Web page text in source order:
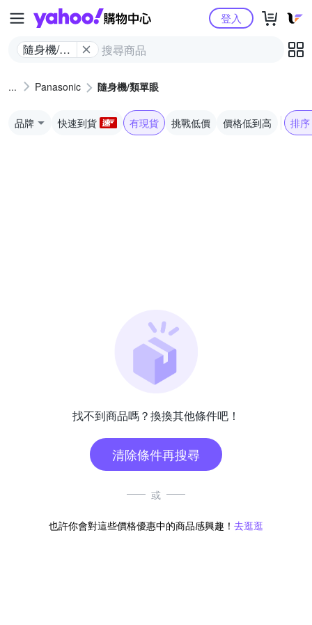
Yahoo購物中心
隨身機/類
登入
Panasonic 隨身機/類單眼
品牌 快速到貨 有現貨 挑戰低價 價格低到高 排序
找不到商品嗎？換換其他條件吧！
清除條件再搜尋
或
也許你會對這些價格優惠中的商品感興趣！ 去逛逛